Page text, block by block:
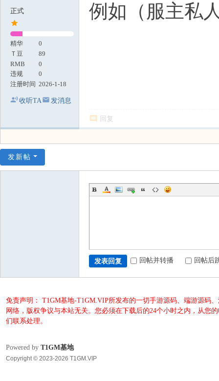
正式
精华
0
Ｔ豆
89
RMB
0
违规
0
注册时间 2026-1-18
收听TA 发消息
例如（服主私
回复
发新帖
发表回复 回帖并转播 回帖后
免责声明： T1GM基地-T1GM.VIP所发布的一切手游源码、端游源码
网络，版权争议与本站无关。您必须在下载后的24个小时之内，从您
们联系处理。
Powered by T1GM基地
Copyright © 2023-2026 T1GM.VIP